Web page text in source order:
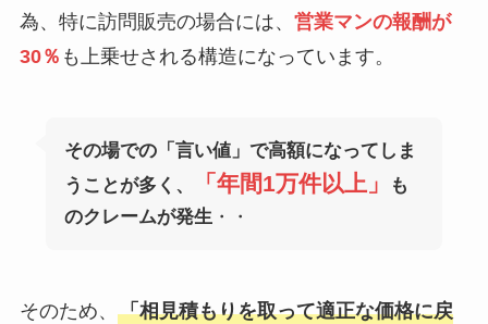
為、特に訪問販売の場合には、 営業マンの報酬が
30％ も上乗せされる構造になっています。
その場での「言い値」で高額になってしま
うことが多く、
「年間1万件以上」
も
のクレームが発生・・
そのため、 「相見積もりを取って適正な価格に戻